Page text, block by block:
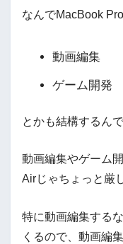
なんでMacBook
動画編集
ゲーム開発
とかも結構するんで
動画編集やゲーム
Airじゃちょっと厳
特に動画編集する
くるので、動画編